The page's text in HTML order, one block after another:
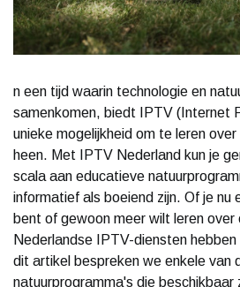
n een tijd waarin technologie en
samenkomen, biedt IPTV (Internet
unieke mogelijkheid om te leren
heen. Met IPTV Nederland kun je
scala aan educatieve
informatief als boeiend zijn. Of je nu
bent of gewoon meer wilt leren over
Nederlandse IPTV-diensten
dit artikel bespreken we enkele van
natuurprogramma's die beschikbaar